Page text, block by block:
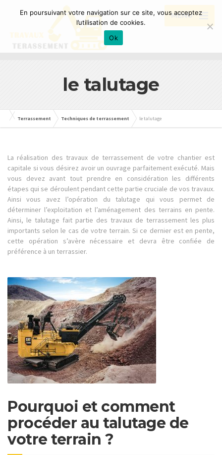
MENU
le talutage
Terrassement Techniques de terrassement le talutage
La réalisation des travaux de terrassement de votre chantier est
capitale si vous désirez avoir un ouvrage parfaitement exécuté. Mais
vous devez avant tout prendre en considération les différents
étapes qui se déroulent pendant cette partie cruciale de vos travaux.
Ainsi vous avez l’opération du talutage qui vous permet de
déterminer l’exploitation et l’aménagement des terrains en pente.
Ainsi, le talutage fait partie des travaux de terrassement les plus
importants selon le cas de votre terrain. Si ce dernier est en pente,
cette opération s’avère nécessaire et devra être confiée de
préférence à un terrassier.
Pourquoi et comment
procéder au talutage de
votre terrain ?
En poursuivant votre navigation sur ce site, vous acceptez
l’utilisation de cookies.
Ok